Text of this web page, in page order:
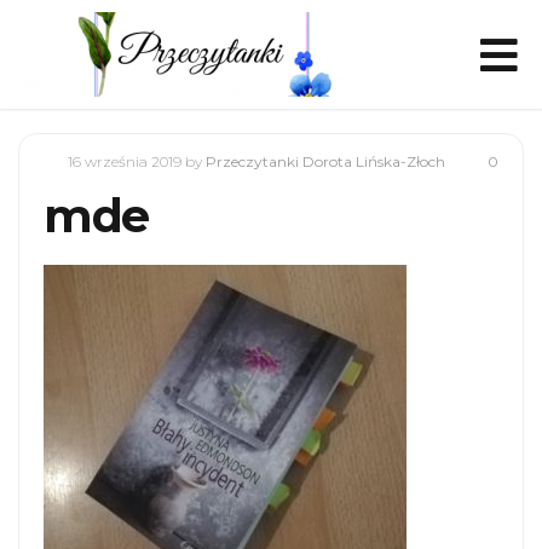
0
16 września 2019 by Przeczytanki Dorota Lińska-Złoch
mde